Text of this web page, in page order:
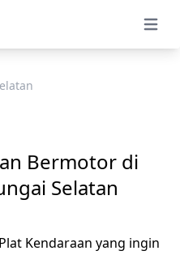
Open
Bermotor di
Selatan
Kendaraan yang ingin